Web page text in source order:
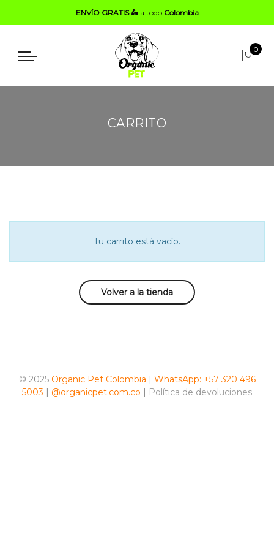
ENVÍO GRATIS 🛵a todo Colombia
0
CARRITO
Tu carrito está vacío.
Volver a la tienda
© 2025 Organic Pet Colombia | WhatsApp: +57 320 496
5003 | @organicpet.com.co | Política de devoluciones